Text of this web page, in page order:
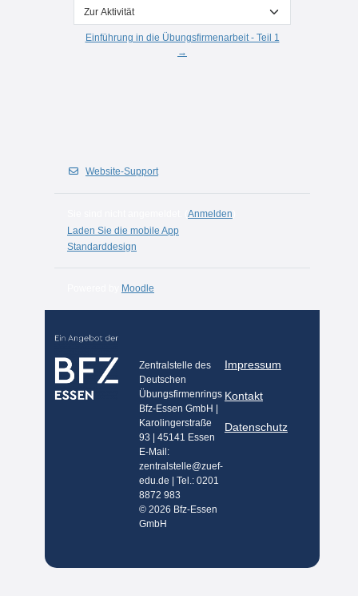
Zur Aktivität
Einführung in die Übungsfirmenarbeit - Teil 1
→
Website-Support
Anmelden
Laden Sie die mobile App
Standarddesign
Moodle
Zentralstelle des
Deutschen
Übungsfirmenrings
Bfz-Essen GmbH |
Karolingerstraße
93 | 45141 Essen
E-Mail:
zentralstelle@zuef-
edu.de | Tel.: 0201
8872 983
© 2026 Bfz-Essen
GmbH
Impressum
Kontakt
Datenschutz